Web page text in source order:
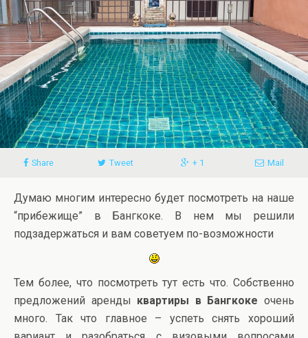
Share Tweet + 1 Mail
Думаю многим интересно будет посмотреть на наше
“прибежище” в Бангкоке. В нем мы решили
подзадержаться и вам советуем по-возможности
Тем более, что посмотреть тут есть что. Собственно
предложений аренды квартиры в Бангкоке очень
много. Так что главное – успеть снять хороший